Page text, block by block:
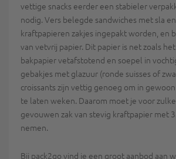
vettige snacks eerder een stabieler
nodig. Vers belegde sandwiches met sla
kraftpapieren zakjes ingepakt worden, en
van vetvrij papier. Dit papier is net zoals
bakpapier vetafstotend en soepel in
gebakjes met glazuur (ronde suisses of
croissants zijn vettig genoeg om in
te laten weken. Daarom moet je voor
gevouwen zak van stevig kraftpapier met
nemen.
Bij pack2go vind je een groot aanbod aan